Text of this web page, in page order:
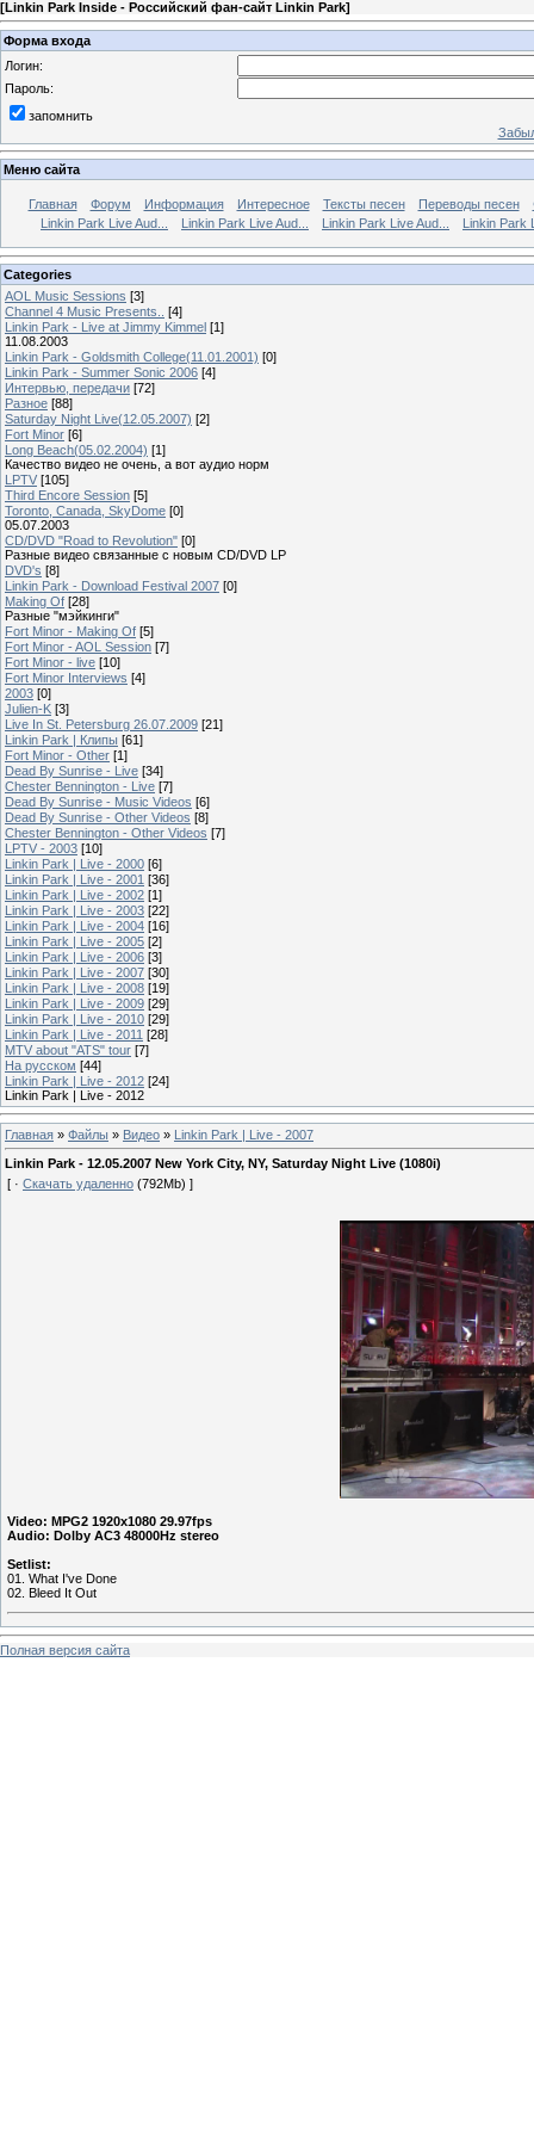
[Linkin Park Inside - Российский фан-сайт Linkin Park]
Форма входа
Логин:
Пароль:
запомнить
Меню сайта
Главная Форум Информация Интересное Тексты песен Переводы песен
Linkin Park Live Aud...
Linkin Park Live Aud... Linkin Park Live Aud... Linkin Park
Categories
AOL Music Sessions [3]
Channel 4 Music Presents..
[4]
Linkin Park - Live at Jimmy Kimmel [1]
11.08.2003
Linkin Park - Goldsmith College(11.01.2001) [0]
Linkin Park - Summer Sonic 2006 [4]
Интервью, передачи [72]
Разное [88]
Saturday Night Live(12.05.2007) [2]
Fort Minor [6]
Long Beach(05.02.2004) [1]
Качество видео не очень, а вот аудио норм
LPTV [105]
Third Encore Session [5]
Toronto, Canada, SkyDome [0]
05.07.2003
CD/DVD "Road to Revolution" [0]
Разные видео связанные с новым CD/DVD LP
DVD's [8]
Linkin Park - Download Festival 2007 [0]
Making Of [28]
Разные "мэйкинги"
Fort Minor - Making Of [5]
Fort Minor - AOL Session [7]
Fort Minor - live [10]
Fort Minor Interviews [4]
2003 [0]
Julien-K [3]
Live In St. Petersburg 26.07.2009 [21]
Linkin Park | Клипы [61]
Fort Minor - Other [1]
Dead By Sunrise - Live [34]
Chester Bennington - Live [7]
Dead By Sunrise - Music Videos [6]
Dead By Sunrise - Other Videos [8]
Chester Bennington - Other Videos [7]
LPTV - 2003 [10]
Linkin Park | Live - 2000 [6]
Linkin Park | Live - 2001 [36]
Linkin Park | Live - 2002 [1]
Linkin Park | Live - 2003 [22]
Linkin Park | Live - 2004 [16]
Linkin Park | Live - 2005 [2]
Linkin Park | Live - 2006 [3]
Linkin Park | Live - 2007 [30]
Linkin Park | Live - 2008 [19]
Linkin Park | Live - 2009 [29]
Linkin Park | Live - 2010 [29]
Linkin Park | Live - 2011 [28]
MTV about "ATS" tour [7]
На русском [44]
Linkin Park | Live - 2012 [24]
Linkin Park | Live - 2012
Главная » Файлы » Видео » Linkin Park | Live - 2007
Linkin Park - 12.05.2007 New York City, NY, Saturday Night Live (1080i)
[ · Скачать удаленно (792Mb) ]
Video: MPG2 1920x1080 29.97fps
Audio: Dolby AC3 48000Hz stereo
Setlist:
01. What I've Done
02. Bleed It Out
Полная версия сайта